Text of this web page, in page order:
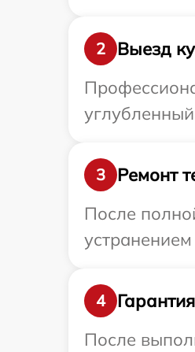
2
Выезд
3
Ремонт
После
4
Гарантия
После